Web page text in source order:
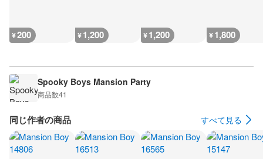
¥200 ¥1,200 ¥1,200 ¥1,800
Spooky Boys Mansion Party
商品数41
同じ作者の商品 すべて見る